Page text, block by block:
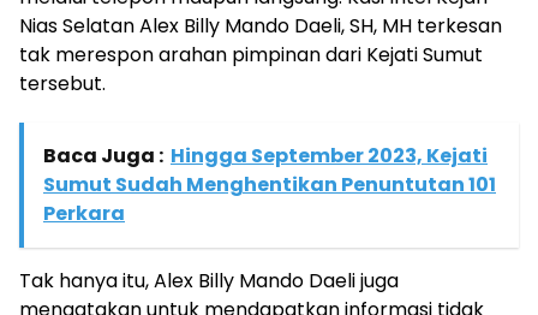
Nias Selatan Alex Billy Mando Daeli, SH, MH terkesan
tak merespon arahan pimpinan dari Kejati Sumut
tersebut.
Baca Juga : Hingga September 2023, Kejati
Sumut Sudah Menghentikan Penuntutan 101
Perkara
Tak hanya itu, Alex Billy Mando Daeli juga